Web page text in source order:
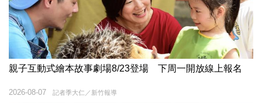
親子互動式繪本故事劇場8/23登場 下周一開放線上報名
記者季大仁／新竹報導
2026-08-07